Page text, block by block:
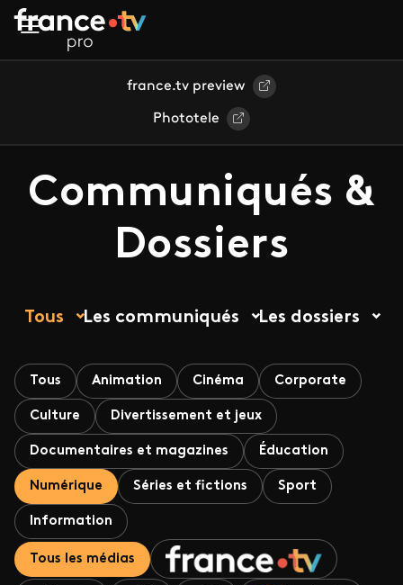
Aller au contenu principal
france.tv preview
Phototele
Communiqués &
Dossiers
Tous Les communiqués Les dossiers
Tous Animation Cinéma Corporate
Culture Divertissement et jeux
Documentaires et magazines Éducation
Numérique Séries et fictions Sport
Information
Tous les médias